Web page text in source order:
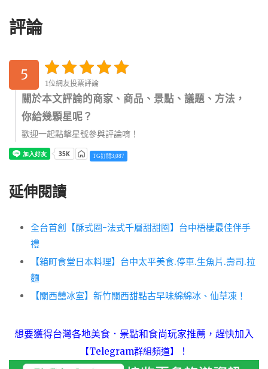
評論
5
1位網友投票評論
關於本文評論的商家、商品、景點、議題、方法，
你給幾顆星呢？
歡迎一起點擊星號參與評論唷！
TG訂閱3,087
延伸閱讀
全台首創【酥式圈-法式千層甜甜圈】台中梧棲最佳伴手
禮
【箱町食堂日本料理】台中太平美食.停車.生魚片.壽司.拉
麵
【關西囍冰室】新竹關西甜點古早味綿綿冰、仙草凍！
想要獲得台灣各地美食．景點和食尚玩家推薦，趕快加入
【Telegram群組頻道】 ！